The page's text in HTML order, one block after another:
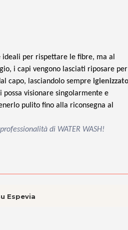
per rispettare le fibre, ma al
i capi vengono lasciati riposare per
capo, lasciandolo sempre igienizzato
possa visionare singolarmente e
pulito fino alla riconsegna al
di WATER WASH!
Espevia